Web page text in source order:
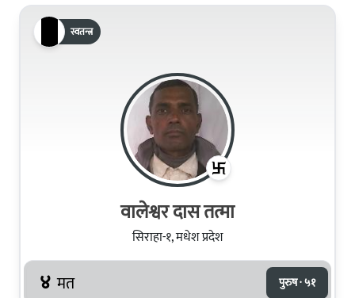
स्वतन्त्र
वालेश्वर दास तत्मा
सिराहा-१, मधेश प्रदेश
४ मत पुरुष · ५१